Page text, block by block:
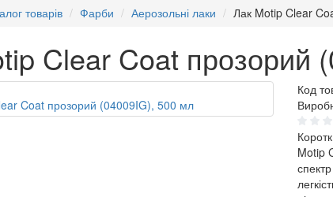
товарів Фарби Аерозольні лаки Лак Motip Clear
Clear Coat прозорий
Код
Motip